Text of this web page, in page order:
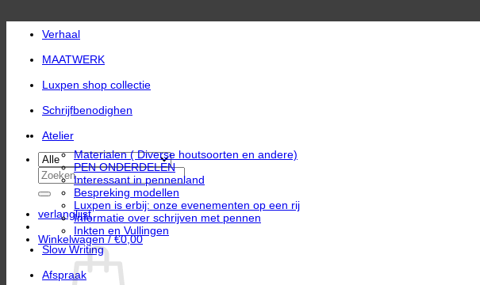
Zoeken
naar:
verlanglijst
Winkelwagen /€0,00
Verhaal
MAATWERK
Luxpen shop collectie
Schrijfbenodighen
Atelier
Materialen ( Diverse houtsoorten en andere)
PEN ONDERDELEN
Interessant in pennenland
Bespreking modellen
Luxpen is erbij: onze evenementen op een rij
Informatie over schrijven met pennen
Inkten en Vullingen
Slow Writing
Afspraak